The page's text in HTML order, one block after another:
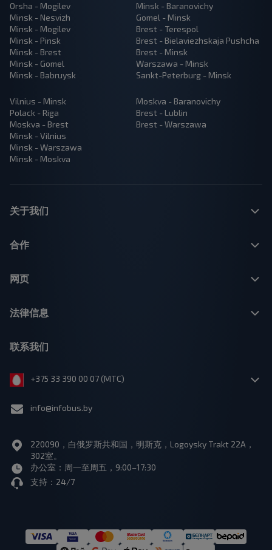
Orsha - Mogilev
Minsk - Nesvizh
Minsk - Mogilev
Minsk - Pinsk
Minsk - Brest
Minsk - Gomel
Minsk - Babruysk
Minsk - Baranovichy
Gomel - Minsk
Brest - Terespol
Brest - Bielaviezhskaja Pushcha
Brest - Minsk
Warszawa - Minsk
Sankt-Peterburg - Minsk
Vilnius - Minsk
Polack - Riga
Moskva - Brest
Minsk - Vilnius
Minsk - Warszawa
Minsk - Moskva
Moskva - Baranovichy
Brest - Lublin
Brest - Warszawa
关于我们
合作
网页
法律信息
联系我们
+375 33 390 00 07 (МТС)
info@infobus.by
220090，白俄罗斯共和国，明斯克，Logoysky Trakt 22A，
302室。
办公室：周一至周五，9:00–17:30
支持：24/7